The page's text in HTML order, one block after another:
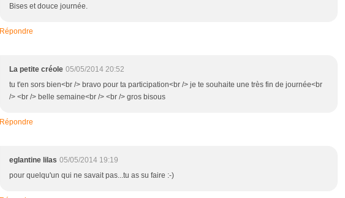
Bises et douce journée.
Répondre
La petite créole 05/05/2014 20:52
tu t'en sors bien<br /> bravo pour ta participation<br /> je te souhaite une très fin de journée<br
/> <br /> belle semaine<br /> <br /> gros bisous
Répondre
eglantine lilas 05/05/2014 19:19
pour quelqu'un qui ne savait pas...tu as su faire :-)